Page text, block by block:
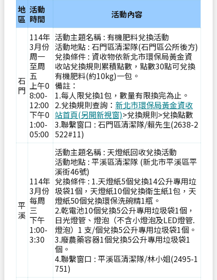
地
區
活動
時間
活動內容
石
門
114年
3月份
周一
至周
五
上午0
8:00-
12:00
下午0
1:00-
05:00
活動主題名稱 : 有機肥料兌換活動
活動地點 : 石門區清潔隊(石門區公所後方)
兌換條件 : 資收物依新北市環保局黃金資
收站兌換規則累積點數，點數30點可兌換
有機肥料(約10kg)一包。
備註：
1.每人限兌換1包，數量有限換完為止。
2.兌換規則查詢：新北市環保局黃金資收
站首頁(另開新視窗)>兌換規則>兌換點數
3.聯繫窗口 : 石門區清潔隊/賴先生(2638-2
522#11)
平
溪
114年
3月份
每周
三
下午
1:00-
3:30
活動主題名稱 : 天燈紙回收兌換活動
活動地點 : 平溪區清潔隊 (新北市平溪區平
溪街46號)
兌換條件 : 1.天燈紙5個兌換14公升專用垃
圾袋1個，天燈紙10個兌換衛生紙1包，天
燈紙50個兌換環保洗碗精1瓶。
2.乾電池10個兌換5公升專用垃圾袋1個，
日光燈管、燈泡（不含小燈泡及LED燈管.
燈泡）1 支/個兌換5公升專用垃圾袋1個。
3.廢農藥容器1個兌換5公升專用垃圾袋1
個。
4.聯繫窗口 : 平溪區清潔隊/林小姐(2495-1
751)